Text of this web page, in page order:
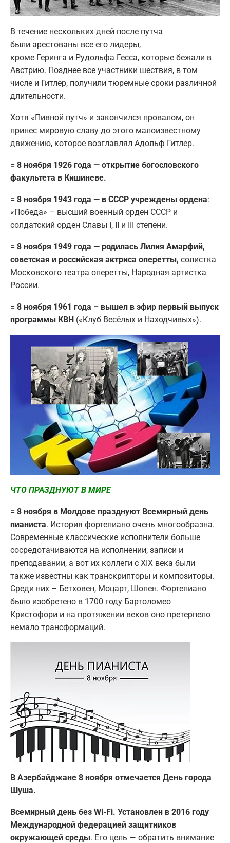
В течение нескольких дней после путча
были арестованы все его лидеры,
кроме Геринга и Рудольфа Гесса, которые бежали в
Австрию. Позднее все участники шествия, в том
числе и Гитлер, получили тюремные сроки различной
длительности.
Хотя «Пивной путч» и закончился провалом, он
принес мировую славу до этого малоизвестному
движению, которое возглавлял Адольф Гитлер.
= 8 ноября 1926 года — открытие богословского
факультета в Кишиневе.
= 8 ноября 1943 года — в СССР учреждены ордена:
«Победа» – высший военный орден СССР и
солдатский орден Славы I, II и III степени.
= 8 ноября 1949 года — родилась Лилия Амарфий,
советская и российская актриса оперетты, солистка
Московского театра оперетты, Народная артистка
России.
= 8 ноября 1961 года – вышел в эфир первый выпуск
программы КВН («Клуб Весёлых и Находчивых»).
ЧТО ПРАЗДНУЮТ В МИРЕ
= 8 ноября в Молдове празднуют Всемирный день
пианиста. История фортепиано очень многообразна.
Современные классические исполнители больше
сосредотачиваются на исполнении, записи и
преподавании, а вот их коллеги с XIX века были
также известны как транскрипторы и композиторы.
Среди них – Бетховен, Моцарт, Шопен. Фортепиано
было изобретено в 1700 году Бартоломео
Кристофори и на протяжении веков оно претерпело
немало трансформаций.
В Азербайджане 8 ноября отмечается День города
Шуша.
Всемирный день без Wi-Fi. Установлен в 2016 году
Международной федерацией защитников
окружающей среды. Его цель — обратить внимание